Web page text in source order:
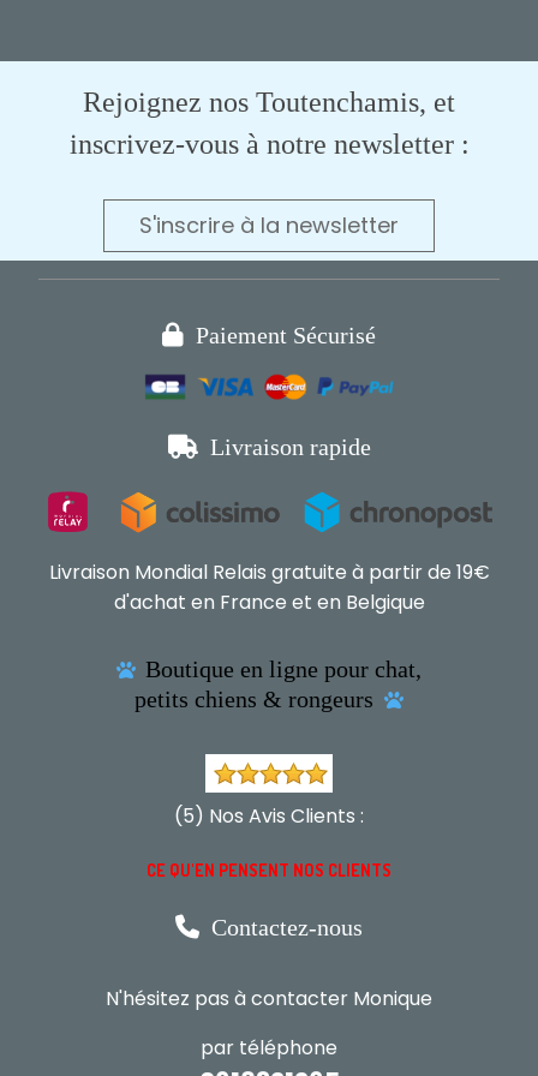
Rejoignez nos Toutenchamis, et
inscrivez-vous à notre newsletter :
S'inscrire à la newsletter
 Paiement Sécurisé
 Livraison rapide
Livraison Mondial Relais gratuite à partir de 19€
d'achat en France et en Belgique
 Boutique en ligne pour chat,
petits chiens & rongeurs

(5) Nos Avis Clients :
CE QU'EN PENSENT NOS CLIENTS
 Contactez-nous
N'hésitez pas à contacter Monique
par téléphone